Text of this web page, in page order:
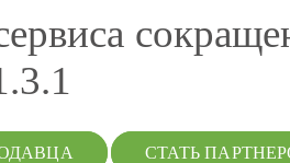
СТАТЬ